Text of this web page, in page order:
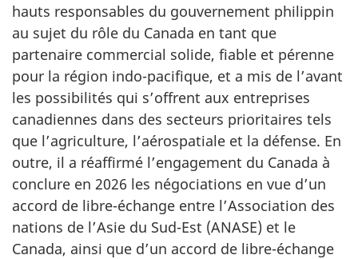
hauts responsables du gouvernement philippin
au sujet du rôle du Canada en tant que
partenaire commercial solide, fiable et pérenne
pour la région indo-pacifique, et a mis de l’avant
les possibilités qui s’offrent aux entreprises
canadiennes dans des secteurs prioritaires tels
que l’agriculture, l’aérospatiale et la défense. En
outre, il a réaffirmé l’engagement du Canada à
conclure en 2026 les négociations en vue d’un
accord de libre-échange entre l’Association des
nations de l’Asie du Sud-Est (ANASE) et le
Canada, ainsi que d’un accord de libre-échange